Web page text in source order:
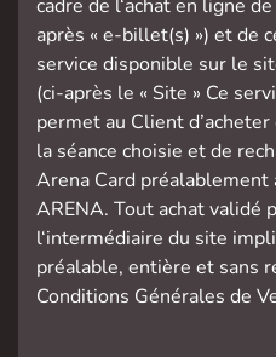
cadre de l‘achat en ligne
après « e-billet(s) ») et de
service disponible sur le
(ci-après le « Site » Ce
permet au Client
la séance choisie et de
Arena Card préalablement
ARENA. Tout achat validé
l‘intermédiaire du site
préalable, entière et sans
Conditions Générales de